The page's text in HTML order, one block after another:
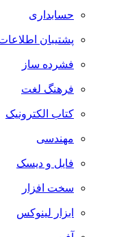
حسابداری
پشتیبان
فشرده ساز
فرهنگ لغت
کتاب الکترونیک
مهندسی
فایل و دیسک
سخت افزار
ابزار لینوکس